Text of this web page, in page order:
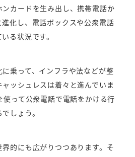
カードを生み出し、携帯電話か
化し、電話ボックスや公衆電話
る状況です。
乗って、インフラや法などが整
ッシュレスは着々と進んでいま
って公衆電話で電話をかける行
しょう。
的にも広がりつつあります。そ